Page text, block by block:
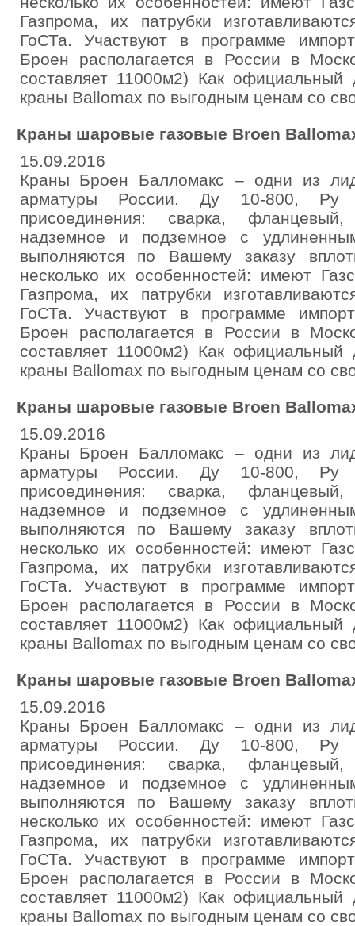
Газпрома, их патрубки
ГоСТа. Участвуют в программе
Броен располагается в России в
составляет 11000м2) Как официальный
краны Ballomax по выгодным ценам со
Краны шаровые газовые Broen
15.09.2016
Краны Броен Балломакс – одни из
арматуры России. Ду 10-800, Ру
присоединения: сварка,
надземное и подземное с
выполняются по Вашему заказу
несколько их особенностей: имеют
Газпрома, их патрубки
ГоСТа. Участвуют в программе
Броен располагается в России в
составляет 11000м2) Как официальный
краны Ballomax по выгодным ценам со
Краны шаровые газовые Broen
15.09.2016
Краны Броен Балломакс – одни из
арматуры России. Ду 10-800, Ру
присоединения: сварка,
надземное и подземное с
выполняются по Вашему заказу
несколько их особенностей: имеют
Газпрома, их патрубки
ГоСТа. Участвуют в программе
Броен располагается в России в
составляет 11000м2) Как официальный
краны Ballomax по выгодным ценам со
Краны шаровые газовые Broen
15.09.2016
Краны Броен Балломакс – одни из
арматуры России. Ду 10-800, Ру
присоединения: сварка,
надземное и подземное с
выполняются по Вашему заказу
несколько их особенностей: имеют
Газпрома, их патрубки
ГоСТа. Участвуют в программе
Броен располагается в России в
составляет 11000м2) Как официальный
краны Ballomax по выгодным ценам со